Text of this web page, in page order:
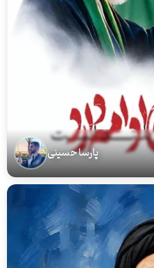
پارسا حسینی